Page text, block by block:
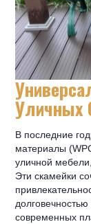
Уличных
В последние
материалы
уличной
Эти скамейки
современных